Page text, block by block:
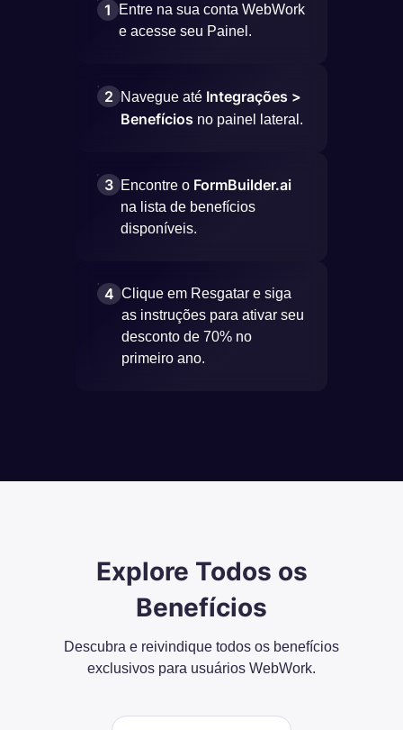
1
Entre na sua conta WebWork
e acesse seu Painel.
2 Navegue até Integrações >
Benefícios no painel lateral.
3 Encontre o FormBuilder.ai
na lista de benefícios
disponíveis.
4 Clique em Resgatar e siga
as instruções para ativar seu
desconto de 70% no
primeiro ano.
Explore Todos os
Benefícios
Descubra e reivindique todos os benefícios
exclusivos para usuários WebWork.